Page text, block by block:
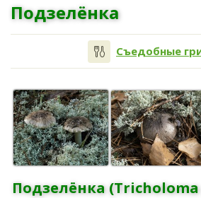
Подзелёнка
Съедобные
Подзелёнка